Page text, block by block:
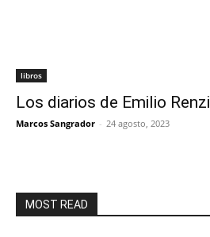
libros
Los diarios de Emilio Renzi
Marcos Sangrador - 24 agosto, 2023
MOST READ